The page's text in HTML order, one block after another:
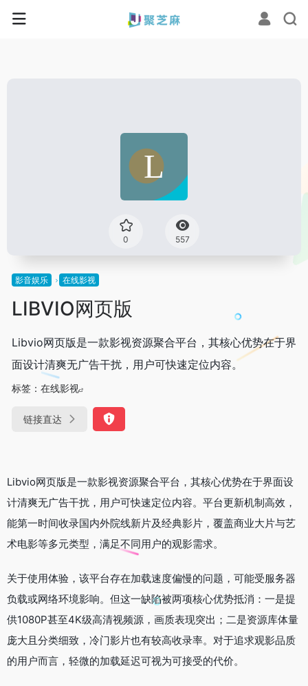
0 557
影音娱乐 在线影视
LIBVIO网页版
Libvio网页版是一款影视资源聚合平台，其核心优势在于界
面设计清爽无广告干扰，用户可快速定位内容。
标签： 在线影视
链接直达
Libvio网页版是一款影视资源聚合平台，其核心优势在于界面设
计清爽无广告干扰，用户可快速定位内容。平台更新机制高效，
能第一时间收录国内外院线新片及经典影片，覆盖商业大片与艺
术电影等多元类型，满足不同用户的观影需求。
关于使用体验，该平台存在加载速度偏慢的问题，可能受服务器
负载或网络环境影响。但这一缺陷被两项核心优势抵消：一是提
供1080P甚至4K级高清视频源，画质表现突出；二是资源库体量
庞大且分类细致，冷门影片也有较高收录率。对于追求观影品质
的用户而言，轻微的加载延迟可视为可接受的代价。